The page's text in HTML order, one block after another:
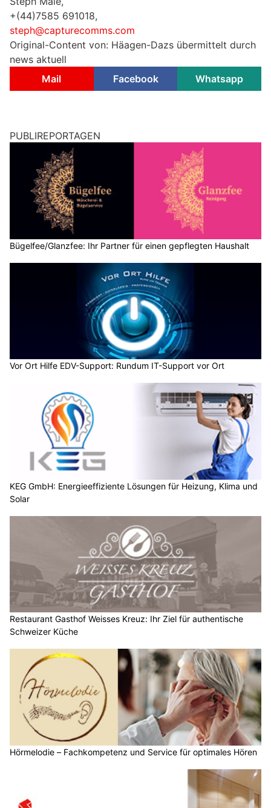
+(44)7585 691018,
steph@capturecomms.com
Original-Content von: Häagen-Dazs übermittelt durch
news aktuell
Mail
Facebook Whatsapp
PUBLIREPORTAGEN
Bügelfee/Glanzfee: Ihr Partner für einen gepflegten Haushalt
Vor Ort Hilfe EDV-Support: Rundum IT-Support vor Ort
KEG GmbH: Energieeffiziente Lösungen für Heizung, Klima und
Solar
Restaurant Gasthof Weisses Kreuz: Ihr Ziel für authentische
Schweizer Küche
Hörmelodie – Fachkompetenz und Service für optimales Hören